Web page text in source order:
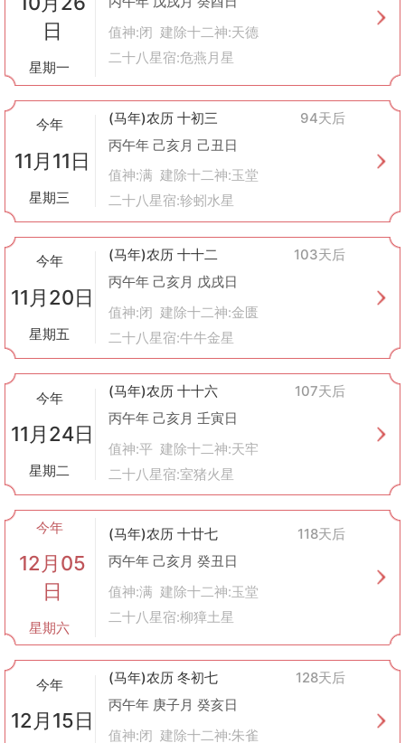
日
星期一
值神:闭 建除十二神:天德
二十八星宿:危燕月星
今年
11月11日
星期三
(马年)农历 十初三
94天后
丙午年 己亥月 己丑日
值神:满 建除十二神:玉堂
二十八星宿:轸蚓水星
今年
11月20日
星期五
(马年)农历 十十二
103天后
丙午年 己亥月 戊戌日
值神:闭 建除十二神:金匮
二十八星宿:牛牛金星
今年
11月24日
星期二
(马年)农历 十十六
107天后
丙午年 己亥月 壬寅日
值神:平 建除十二神:天牢
二十八星宿:室猪火星
今年
12月05
日
星期六
(马年)农历 十廿七
118天后
丙午年 己亥月 癸丑日
值神:满 建除十二神:玉堂
二十八星宿:柳獐土星
今年
12月15日
(马年)农历 冬初七
128天后
丙午年 庚子月 癸亥日
值神:闭 建除十二神:朱雀